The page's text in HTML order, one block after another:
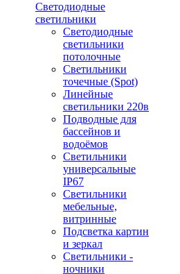
Светодиодные
светильники
Светодиодные
светильники
потолочные
Светильники
точечные (Spot)
Линейные
светильники 220в
Подводные для
бассейнов и
водоёмов
Светильники
универсальные
IP67
Светильники
мебельные,
витринные
Подсветка картин
и зеркал
Светильники -
ночники